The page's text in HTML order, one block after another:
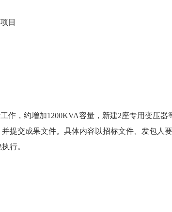
目
作，约增加1200KVA容量，新建2座专用变压器
提交成果文件。具体内容以招标文件、发包人
行。